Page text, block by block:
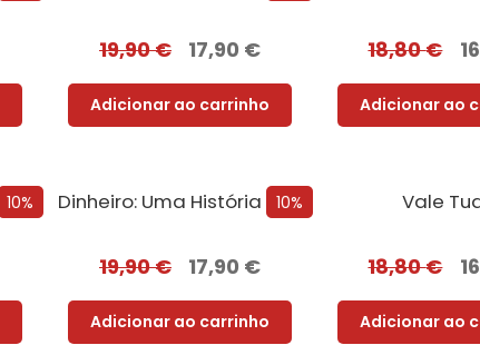
19,90€ 17,90 €
Adicionar ao carrinho
18,80€
Adicionar ao
10%
Redeemed: Sobrevivência e Redenção + Oferta Prazer Proibido 10%
Dinheiro: Uma História da Humanidade
19,90€ 17,90 €
Adicionar ao carrinho
Vale
18,80€
Adicionar ao